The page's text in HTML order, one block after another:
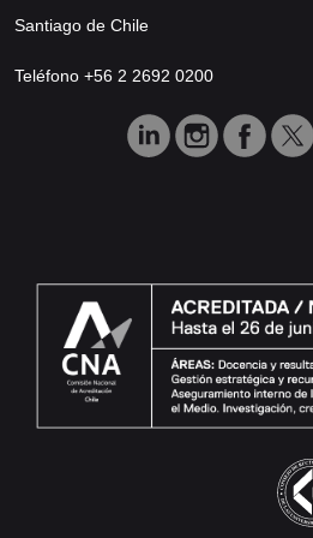
Santiago de Chile
Teléfono +56 2 2692 0200